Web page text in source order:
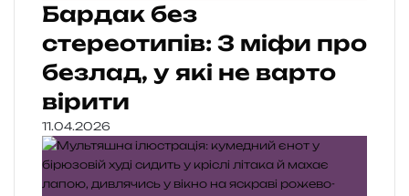
Бардак без
стереотипів: 3 міфи про
безлад, у які не варто
вірити
11.04.2026